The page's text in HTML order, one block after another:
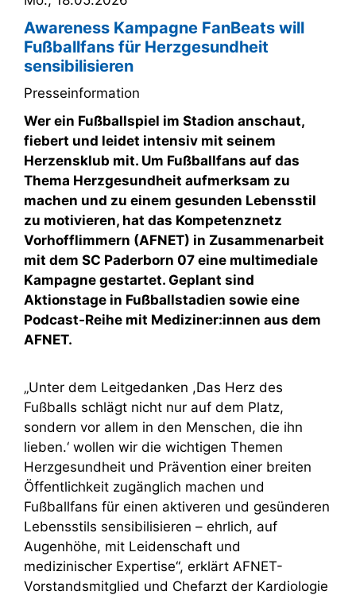
Awareness Kampagne FanBeats will
Fußballfans für Herzgesundheit
sensibilisieren
Presseinformation
Wer ein Fußballspiel im Stadion anschaut,
fiebert und leidet intensiv mit seinem
Herzensklub mit. Um Fußballfans auf das
Thema Herzgesundheit aufmerksam zu
machen und zu einem gesunden Lebensstil
zu motivieren, hat das Kompetenznetz
Vorhofflimmern (AFNET) in Zusammenarbeit
mit dem SC Paderborn 07 eine multimediale
Kampagne gestartet. Geplant sind
Aktionstage in Fußballstadien sowie eine
Podcast-Reihe mit Mediziner:innen aus dem
AFNET.
„Unter dem Leitgedanken ,Das Herz des
Fußballs schlägt nicht nur auf dem Platz,
sondern vor allem in den Menschen, die ihn
lieben.‘ wollen wir die wichtigen Themen
Herzgesundheit und Prävention einer breiten
Öffentlichkeit zugänglich machen und
Fußballfans für einen aktiveren und gesünderen
Lebensstils sensibilisieren – ehrlich, auf
Augenhöhe, mit Leidenschaft und
medizinischer Expertise“, erklärt AFNET-
Vorstandsmitglied und Chefarzt der Kardiologie